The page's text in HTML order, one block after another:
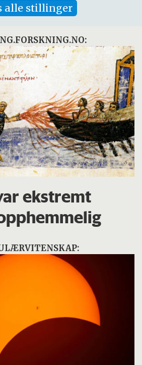
alle stillinger
ekstremt